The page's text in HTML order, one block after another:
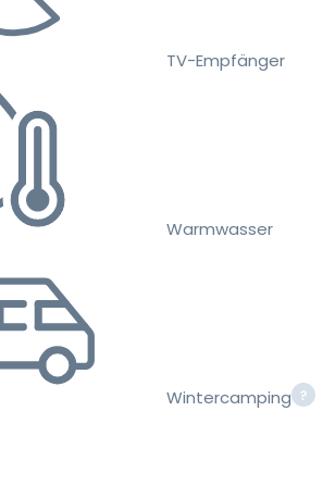
TV-Empfänger
Warmwasser
Wintercamping